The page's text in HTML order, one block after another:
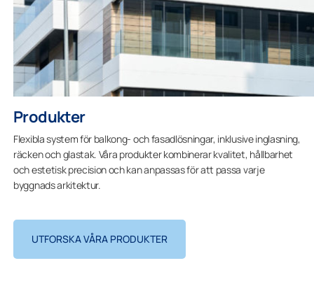
Produkter
Flexibla system för balkong- och fasadlösningar, inklusive inglasning,
räcken och glastak. Våra produkter kombinerar kvalitet, hållbarhet
och estetisk precision och kan anpassas för att passa varje
byggnads arkitektur.
UTFORSKA VÅRA PRODUKTER